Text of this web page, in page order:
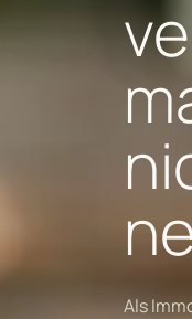
Als